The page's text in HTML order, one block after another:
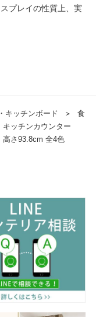
プレイの性質上、実
キッチンボード ＞
食
キッチンカウンター
高さ93.8cm 全4色